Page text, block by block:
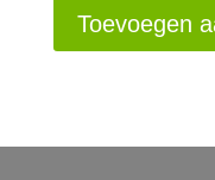
XXL,
rechts
Toevoegen